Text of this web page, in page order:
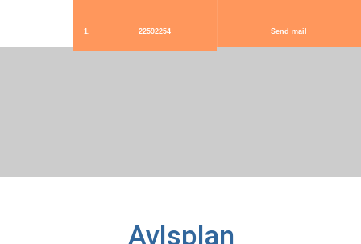
22592254 Send mail
Avlsplan